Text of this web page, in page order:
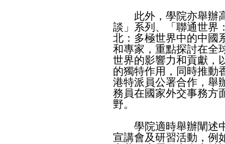
此外，學院亦舉辦高
談」系列、「聯通世界
北：多極世界中的中國
和專家，重點探討在全
世界的影響力和貢獻，
的獨特作用，同時推動
港特派員公署合作，舉
務員在國家外交事務方
野。
學院適時舉辦闡述中
宣講會及研習活動，例